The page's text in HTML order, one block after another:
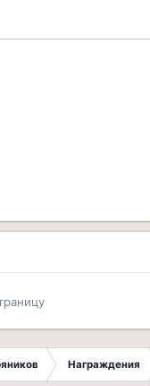
Награждения